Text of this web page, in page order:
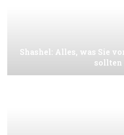
Shashel: Alles, was Sie
sollten